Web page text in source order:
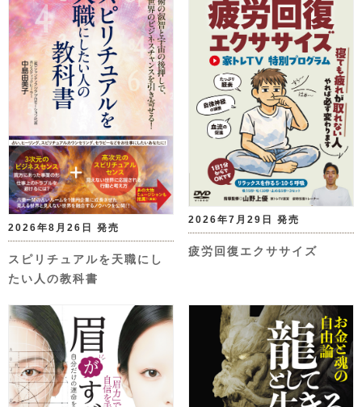
2026年8月26日 発売
スピリチュアルを天職にし
たい人の教科書
2026年7月29日 発売
疲労回復エクササイズ